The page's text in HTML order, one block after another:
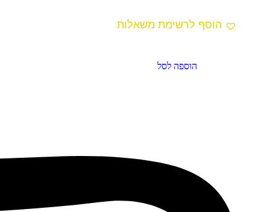
₪180.00.
₪80.00.
הוסף לרשימת משאלות
הוספה לסל